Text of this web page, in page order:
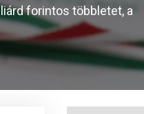
forintos többletet, a